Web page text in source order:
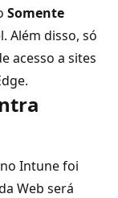
Somente
Além disso, só
acesso a sites
Intune foi
Web será